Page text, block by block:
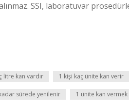
SSI, laboratuvar
litre kan vardır 1 kişi kaç ünite kan verir
sürede yenilenir 1 ünite kan vermek